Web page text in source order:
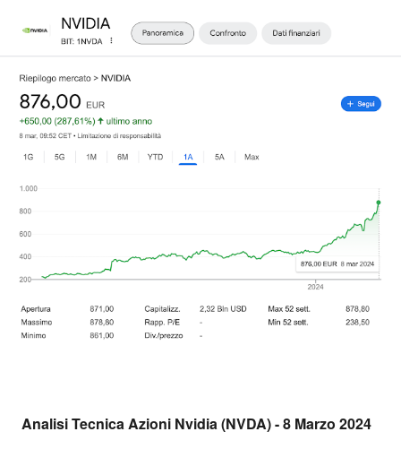
Analisi Tecnica Azioni Nvidia (NVDA) - 8 Marzo 2024